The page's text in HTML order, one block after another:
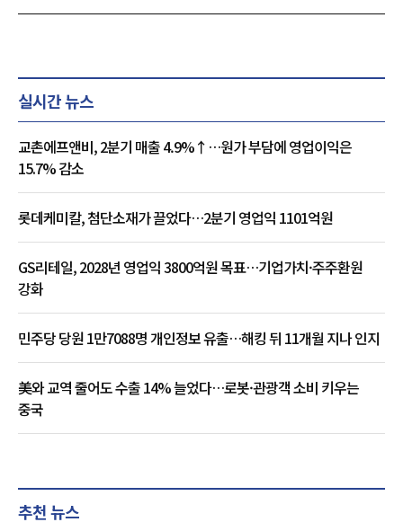
실시간 뉴스
교촌에프앤비, 2분기 매출 4.9%↑…원가 부담에 영업이익은
15.7% 감소
롯데케미칼, 첨단소재가 끌었다…2분기 영업익 1101억원
GS리테일, 2028년 영업익 3800억원 목표…기업가치·주주환원
강화
민주당 당원 1만7088명 개인정보 유출…해킹 뒤 11개월 지나 인지
美와 교역 줄어도 수출 14% 늘었다…로봇·관광객 소비 키우는
중국
추천 뉴스